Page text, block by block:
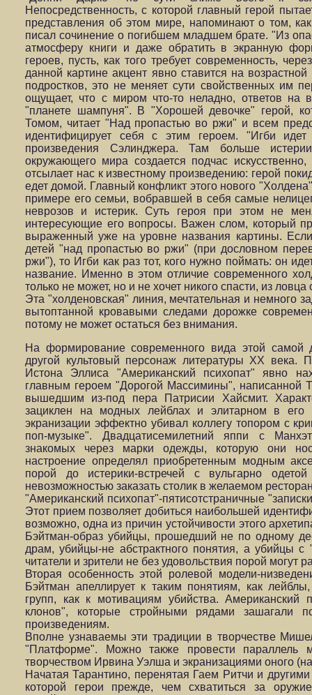
Непосредственность, с которой главный герой
представления об этом мире, напоминают о том,
писал сочинение о погибшем младшем брате. "Из
атмосферу книги и даже обратить в экранную
героев, пусть, как того требует современность,
данной картине акцент явно ставится на
подростков, это не меняет сути свойственных им
ощущает, что с миром что-то неладно, ответов
"планете шампуня". В "Хорошей девочке" герой,
Томом, читает "Над пропастью во ржи" и всем
идентифицирует себя с этим героем. "Игби
произведения Сэлинджера. Там больше
окружающего мира создается подчас
отсылает нас к известному произведению: герой
едет домой. Главный конфликт этого нового
примере его семьи, вобравшей в себя самые
неврозов и истерик. Суть героя при этом не
интересующие его вопросы. Важен слом, который
выраженный уже на уровне названия картины.
детей "над пропастью во ржи" (при дословном
ржи"), то Игби как раз тот, кого нужно поймать: он
название. Именно в этом отличие современного
только не может, но и не хочет никого спасти, из
Эта "холденовская" линия, мечтательная и немного
вытоптанной кровавыми следами дорожке
потому не может остаться без внимания.
На формирование современного вида этой самой
другой культовый персонаж литературы ХХ века.
Истона Эллиса "Американский психопат" явно
главным героем "Дорогой Массимины",
вышедшим из-под пера Патрисии Хайсмит.
зациклен на модных лейблах и элитарном в его
экранизации эффектно убивал коллегу топором с
поп-музыке". Двадцатисемилетний яппи с
знакомых через марки одежды, которую они
настроение определял приобретенным модным
порой до истерики-встречей с вульгарно
невозможностью заказать столик в желаемом
"Американский психопат"-пятисотстраничные
Этот прием позволяет добиться наибольшей
возможно, одна из причин устойчивости этого
Бэйтман-образ убийцы, прошедший не по одному
драм, убийцы-не абстрактного понятия, а убийцы с
читатели и зрители не без удовольствия порой могут
Вторая особенность этой ролевой модели-
Бэйтман апеллирует к таким понятиям, как
групп, как к мотивациям убийства.
клонов", которые стройными рядами зашагали
произведениям.
Вполне узнаваемы эти традиции в творчестве
"Платформе". Можно также провести параллель
творчеством Ирвина Уэлша и экранизациями оного
Начатая Тарантино, перенятая Гаем Ритчи и
которой герои прежде, чем схватиться за